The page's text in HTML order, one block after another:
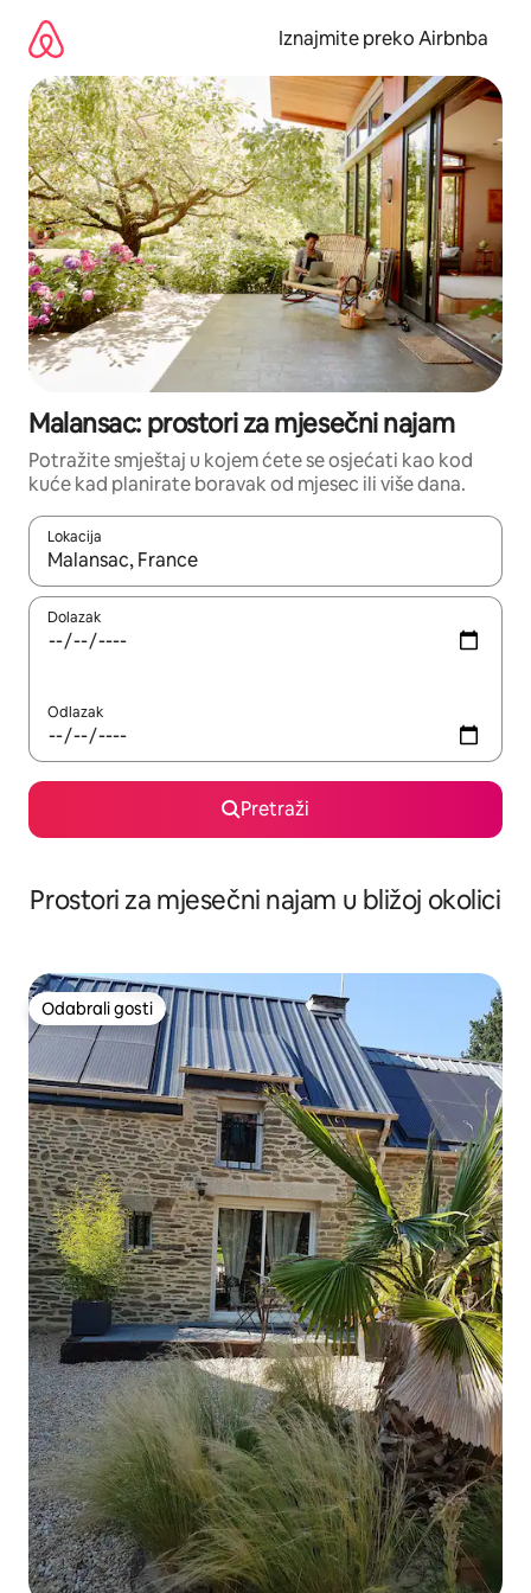
sadržaj
Iznajmite preko Airbnba
Malansac: prostori za mjesečni najam
Potražite smještaj u kojem ćete se osjećati kao kod
kuće kad planirate boravak od mjesec ili više dana.
Lokacija
Kada budu dostupni rezultati, moći ćete ih pregledati
Dolazak
Odlazak
Pretraži
Prostori za mjesečni najam u bližoj okolici
Odabrali gosti
Odabrali gosti